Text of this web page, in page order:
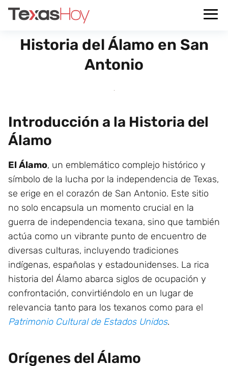
Historia del Álamo en San
Antonio
Introducción a la Historia del
Álamo
El Álamo, un emblemático complejo histórico y
símbolo de la lucha por la independencia de Texas,
se erige en el corazón de San Antonio. Este sitio
no solo encapsula un momento crucial en la
guerra de independencia texana, sino que también
actúa como un vibrante punto de encuentro de
diversas culturas, incluyendo tradiciones
indígenas, españolas y estadounidenses. La rica
historia del Álamo abarca siglos de ocupación y
confrontación, convirtiéndolo en un lugar de
relevancia tanto para los texanos como para el
Patrimonio Cultural de Estados Unidos.
Orígenes del Álamo